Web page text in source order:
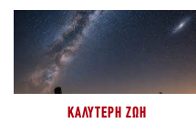
ΚΑΛΎΤΕΡΗ ΖΩΉ